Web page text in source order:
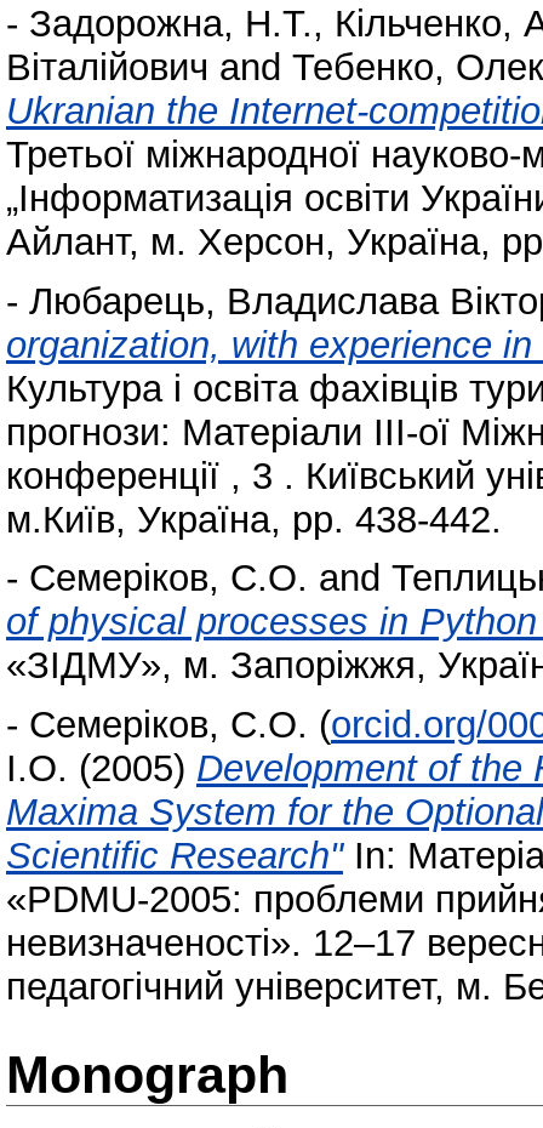
- Задорожна, Н.Т., Кільченко,
Віталійович and Тебенко,
Ukranian the Internet-
Третьої міжнародної науково-
„Інформатизація освіти
Айлант, м. Херсон, Україна,
- Любарець, Владислава
organization, with experience
Культура і освіта фахівців
прогнози: Матеріали ІІІ-ої
конференції , 3 . Київський
м.Київ, Україна, pp. 438-442.
- Семеріков, С.О. and
of physical processes in
«ЗІДМУ», м. Запоріжжя,
- Семеріков, С.О. (orcid.org/
І.О. (2005) Development of the
Maxima System for the
Scientific Research"In:
«PDMU-2005: проблеми
невизначеності». 12–17
педагогічний університет, м.
Monograph